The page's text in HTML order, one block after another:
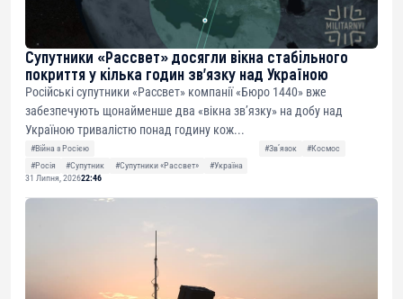
Супутники «Рассвет» досягли вікна стабільного
покриття у кілька годин зв’язку над Україною
Російські супутники «Рассвет» компанії «Бюро 1440» вже
забезпечують щонайменше два «вікна зв’язку» на добу над
Україною тривалістю понад годину кож...
#Війна з Росією #Звʼязок
#Космос
#Росія
#Супутник #Супутники «Рассвет»
#Україна
31 Липня, 202622:46